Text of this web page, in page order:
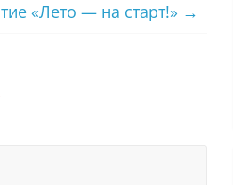
«Лето — на старт!» →